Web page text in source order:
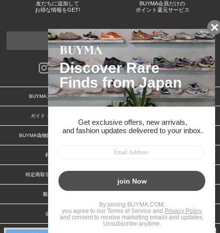
友だちに追加して
お得な情報をGET!
BUYMA会員だけの
ポイント還元サービス
ページトップへ
BUYMAスタートガイド 安心への取り組み
ガイド・お問い合わせ
BUYMA偽物販売防止の取り組み BUYMA CARD
利用規約
特定商取引法に関する表記
脆弱性報告
会社案内 スタッフ募集